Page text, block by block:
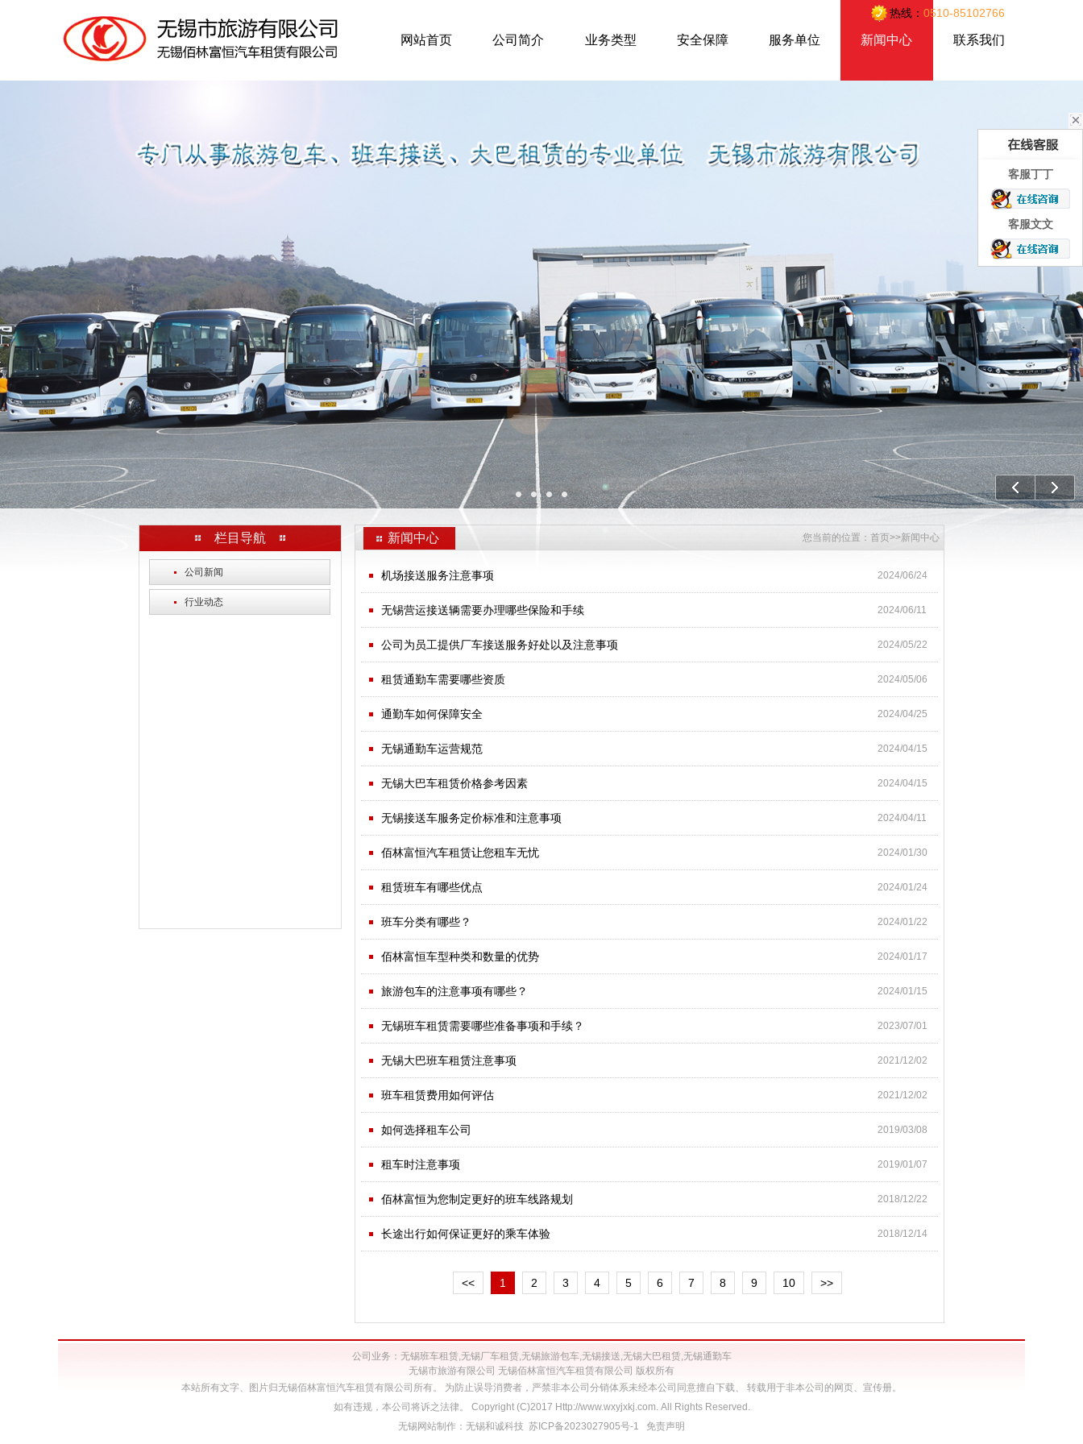
热线： 0510-85102766
网站首页 公司简介 业务类型 安全保障 服务单位 新闻中心 联系我们
上一个 下一个
栏目导航
·公司新闻
·行业动态
新闻中心 您当前的位置： 首页>>新闻中心
· 机场接送服务注意事项 2024/06/24
· 无锡营运接送辆需要办理哪些保险和手续 2024/06/11
· 公司为员工提供厂车接送服务好处以及注意事项 2024/05/22
· 租赁通勤车需要哪些资质 2024/05/06
· 通勤车如何保障安全 2024/04/25
· 无锡通勤车运营规范 2024/04/15
· 无锡大巴车租赁价格参考因素 2024/04/15
· 无锡接送车服务定价标准和注意事项 2024/04/11
· 佰林富恒汽车租赁让您租车无忧 2024/01/30
· 租赁班车有哪些优点 2024/01/24
· 班车分类有哪些？ 2024/01/22
· 佰林富恒车型种类和数量的优势 2024/01/17
· 旅游包车的注意事项有哪些？ 2024/01/15
· 无锡班车租赁需要哪些准备事项和手续？ 2023/07/01
· 无锡大巴班车租赁注意事项 2021/12/02
· 班车租赁费用如何评估 2021/12/02
· 如何选择租车公司 2019/03/08
· 租车时注意事项 2019/01/07
· 佰林富恒为您制定更好的班车线路规划 2018/12/22
· 长途出行如何保证更好的乘车体验 2018/12/14
<< 1 2 3 4 5 6 7 8 9 10 >>
公司业务：无锡班车租赁,无锡厂车租赁,无锡旅游包车,无锡接送,无锡大巴租赁,无锡通勤车
无锡市旅游有限公司 无锡佰林富恒汽车租赁有限公司 版权所有
本站所有文字、图片归无锡佰林富恒汽车租赁有限公司所有。 为防止误导消费者，严禁非本公司分销体系未经本公司同意擅自下载、 转载用于非本公司的网页、宣传册。
如有违规，本公司将诉之法律。 Copyright (C)2017 Http://www.wxyjxkj.com. All Rights Reserved.
无锡网站制作 ： 无锡和诚科技 苏ICP备2023027905号-1 免责声明
客服丁丁
客服文文